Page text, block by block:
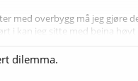
med overbygg må jeg gjøre
i kan jeg sitte med beina høyt
og dme som lagres noen
dilemma.